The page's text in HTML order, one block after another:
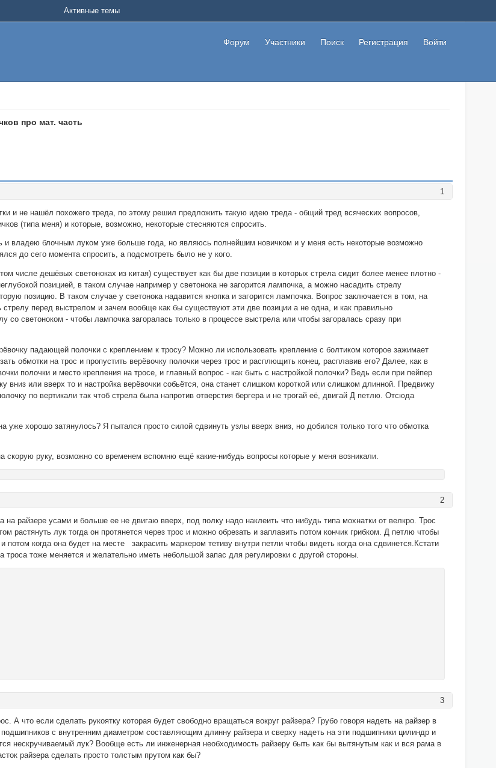
Форум Участники Поиск Регистрация Войти
Активные темы
про мат. часть
1
и не нашёл похожего треда, по этому решил предложить такую идею треда - общий тред всяческих вопросов,
(типа меня) и которые, возможно, некоторые стесняются спросить.
и владею блочным луком уже больше года, но являюсь полнейшим новичком и у меня есть некоторые возможно
до сего момента спросить, а подсмотреть было не у кого.
числе дешёвых светоноках из китая) существует как бы две позиции в которых стрела сидит более менее плотно -
позицией, в таком случае например у светонока не загорится лампочка, а можно насадить стрелу
позицию. В таком случае у светонока надавится кнопка и загорится лампочка. Вопрос заключается в том, на
перед выстрелом и зачем вообще как бы существуют эти две позиции а не одна, и как правильно
со светоноком - чтобы лампочка загоралась только в процессе выстрела или чтобы загоралась сразу при
падающей полочки с креплением к тросу? Можно ли использовать крепление с болтиком которое зажимает
обмотки на трос и пропустить верёвочку полочки через трос и расплющить конец, расплавив его? Далее, как в
полочки и место крепления на тросе, и главный вопрос - как быть с настройкой полочки? Ведь если при пейпер
вниз или вверх то и настройка верёвочки собьётся, она станет слишком короткой или слишком длинной. Предвижу
по вертикали так чтоб стрела была напротив отверстия бергера и не трогай её, двигай Д петлю. Отсюда
уже хорошо затянулось? Я пытался просто силой сдвинуть узлы вверх вниз, но добился только того что обмотка
скорую руку, возможно со временем вспомню ещё какие-нибудь вопросы которые у меня возникали.
2
райзере усами и больше ее не двигаю вверх, под полку надо наклеить что нибудь типа мохнатки от велкро. Трос
растянуть лук тогда он протянется через трос и можно обрезать и заплавить потом кончик грибком. Д петлю чтобы
потом когда она будет на месте закрасить маркером тетиву внутри петли чтобы видеть когда она сдвинется.Кстати
троса тоже меняется и желательно иметь небольшой запас для регулировки с другой стороны.
3
А что если сделать рукоятку которая будет свободно вращаться вокруг райзера? Грубо говоря надеть на райзер в
с внутренним диаметром составляющим длинну райзера и сверху надеть на эти подшипники цилиндр и
нескручиваемый лук? Вообще есть ли инженерная необходимость райзеру быть как бы вытянутым как и вся рама в
райзера сделать просто толстым прутом как бы?